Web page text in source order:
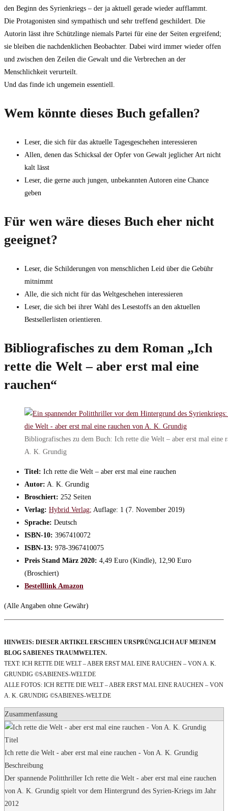
den Beginn des Syrienkriegs – der ja aktuell gerade wieder aufflammt.
Die Protagonisten sind sympathisch und sehr treffend geschildert. Die
Autorin lässt ihre Schützlinge niemals Partei für eine der Seiten ergreifend;
sie bleiben die nachdenklichen Beobachter. Dabei wird immer wieder offen
und zwischen den Zeilen die Gewalt und die Verbrechen an der
Menschlichkeit verurteilt.
Und das finde ich ungemein essentiell.
Wem könnte dieses Buch gefallen?
Leser, die sich für das aktuelle Tagesgeschehen interessieren
Allen, denen das Schicksal der Opfer von Gewalt jeglicher Art nicht
kalt lässt
Leser, die gerne auch jungen, unbekannten Autoren eine Chance
geben
Für wen wäre dieses Buch eher nicht
geeignet?
Leser, die Schilderungen von menschlichen Leid über die Gebühr
mitnimmt
Alle, die sich nicht für das Weltgeschehen interessieren
Leser, die sich bei ihrer Wahl des Lesestoffs an den aktuellen
Bestsellerlisten orientieren.
Bibliografisches zu dem Roman „Ich
rette die Welt – aber erst mal eine
rauchen“
Bibliografisches zu dem Buch: Ich rette die Welt – aber erst mal eine
A. K. Grundig
Titel: Ich rette die Welt – aber erst mal eine rauchen
Autor: A. K. Grundig
Broschiert: 252 Seiten
Verlag: Hybrid Verlag; Auflage: 1 (7. November 2019)
Sprache: Deutsch
ISBN-10: 3967410072
ISBN-13: 978-3967410075
Preis Stand März 2020: 4,49 Euro (Kindle), 12,90 Euro
(Broschiert)
Bestelllink Amazon
(Alle Angaben ohne Gewähr)
HINWEIS: DIESER ARTIKEL ERSCHIEN URSPRÜNGLICH AUF MEINEM
BLOG SABIENES TRAUMWELTEN.
TEXT: ICH RETTE DIE WELT – ABER ERST MAL EINE RAUCHEN – VON A. K.
GRUNDIG ©SABIENES-WELT.DE
ALLE FOTOS: ICH RETTE DIE WELT – ABER ERST MAL EINE RAUCHEN – VON
A. K. GRUNDIG ©SABIENES-WELT.DE
Zusammenfassung
Titel
Ich rette die Welt - aber erst mal eine rauchen - Von A. K. Grundig
Beschreibung
Der spannende Politthriller Ich rette die Welt - aber erst mal eine rauchen
von A. K. Grundig spielt vor dem Hintergrund des Syrien-Kriegs im Jahr
2012